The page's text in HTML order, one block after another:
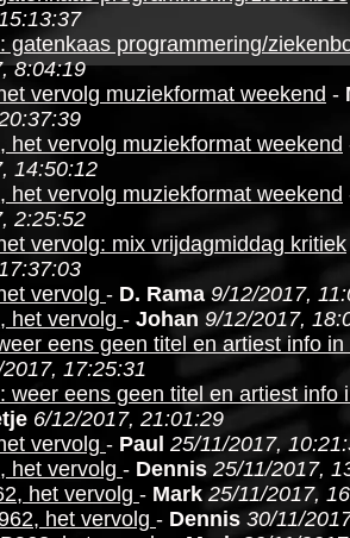
gatenkaas programmering/
8:04:19
vervolg muziekformat weekend -
het vervolg muziekformat weekend
14:50:12
het vervolg muziekformat weekend
2:25:52
vervolg: mix vrijdagmiddag kritiek
vervolg - D. Rama 9/12/2017,
het vervolg - Johan 9/12/2017,
eens geen titel en artiest info
17:25:31
weer eens geen titel en artiest info
6/12/2017, 21:01:29
vervolg - Paul 25/11/2017,
het vervolg - Dennis 25/11/2017,
het vervolg - Mark 25/11/2017,
het vervolg - Dennis 30/11/